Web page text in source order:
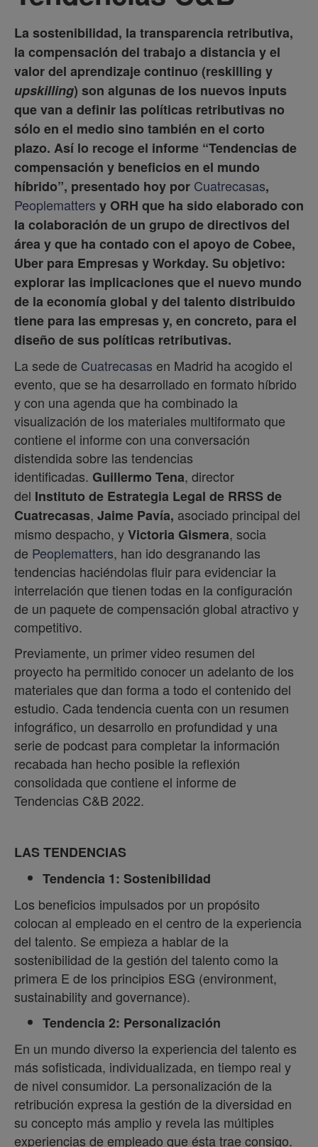
La sostenibilidad, la transparencia retributiva,
la compensación del trabajo a distancia y el
valor del aprendizaje continuo (reskilling y
upskilling) son algunas de los nuevos inputs
que van a definir las políticas retributivas no
sólo en el medio sino también en el corto
plazo. Así lo recoge el informe “Tendencias de
compensación y beneficios en el mundo
híbrido”, presentado hoy por Cuatrecasas,
Peoplematters y ORH que ha sido elaborado con
la colaboración de un grupo de directivos del
área y que ha contado con el apoyo de Cobee,
Uber para Empresas y Workday. Su objetivo:
explorar las implicaciones que el nuevo mundo
de la economía global y del talento distribuido
tiene para las empresas y, en concreto, para el
diseño de sus políticas retributivas.
La sede de Cuatrecasas en Madrid ha acogido el
evento, que se ha desarrollado en formato híbrido
y con una agenda que ha combinado la
visualización de los materiales multiformato que
contiene el informe con una conversación
distendida sobre las tendencias
identificadas. Guillermo Tena, director
del Instituto de Estrategia Legal de RRSS de
Cuatrecasas, Jaime Pavía, asociado principal del
mismo despacho, yVictoria Gismera, socia
de Peoplematters, han ido desgranando las
tendencias haciéndolas fluir para evidenciar la
interrelación que tienen todas en la configuración
de un paquete de compensación global atractivo y
competitivo.
Previamente, un primer video resumen del
proyecto ha permitido conocer un adelanto de los
materiales que dan forma a todo el contenido del
estudio. Cada tendencia cuenta con un resumen
infográfico, un desarrollo en profundidad y una
serie de podcast para completar la información
recabada han hecho posible la reflexión
consolidada que contiene el informe de
Tendencias C&B 2022.
LAS TENDENCIAS
Tendencia 1: Sostenibilidad
Los beneficios impulsados por un propósito
colocan al empleado en el centro de la experiencia
del talento. Se empieza a hablar de la
sostenibilidad de la gestión del talento como la
primera E de los principios ESG (environment,
sustainability and governance).
Tendencia 2: Personalización
En un mundo diverso la experiencia del talento es
más sofisticada, individualizada, en tiempo real y
de nivel consumidor. La personalización de la
retribución expresa la gestión de la diversidad en
su concepto más amplio y revela las múltiples
experiencias de empleado que ésta trae consigo.